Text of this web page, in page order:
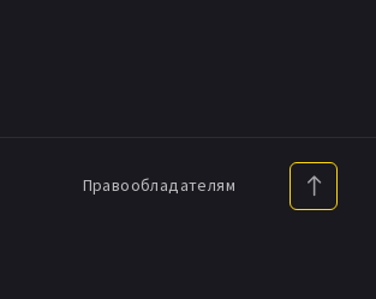
Правообладателям